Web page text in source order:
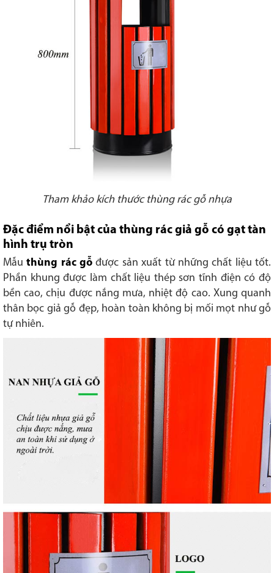
Tham khảo kích thước thùng rác gỗ nhựa
Đặc điểm nổi bật của thùng rác giả gỗ có gạt tàn
hình trụ tròn
Mẫuthùng rác gỗ được sản xuất từ những chất liệu tốt.
Phần khung được làm chất liệu thép sơn tĩnh điện có độ
bền cao, chịu được nắng mưa, nhiệt độ cao. Xung quanh
thân bọc giả gỗ đẹp, hoàn toàn không bị mối mọt như gỗ
tự nhiên.